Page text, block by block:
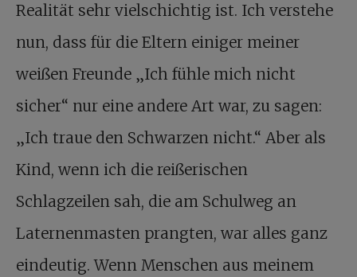
Realität sehr vielschichtig ist. Ich verstehe
nun, dass für die Eltern einiger meiner
weißen Freunde „Ich fühle mich nicht
sicher“ nur eine andere Art war, zu sagen:
„Ich traue den Schwarzen nicht.“ Aber als
Kind, wenn ich die reißerischen
Schlagzeilen sah, die am Schulweg an
Laternenmasten prangten, war alles ganz
eindeutig. Wenn Menschen aus meinem